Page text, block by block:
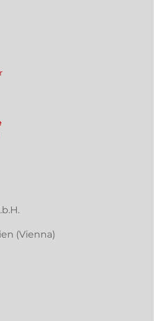
(Vienna)